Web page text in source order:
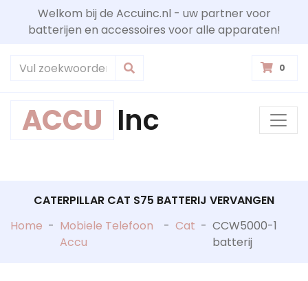
Welkom bij de Accuinc.nl - uw partner voor
batterijen en accessoires voor alle apparaten!
0
ACCU Inc
CATERPILLAR CAT S75 BATTERIJ VERVANGEN
Home - Mobiele Telefoon
Accu
- Cat - CCW5000-1
batterij